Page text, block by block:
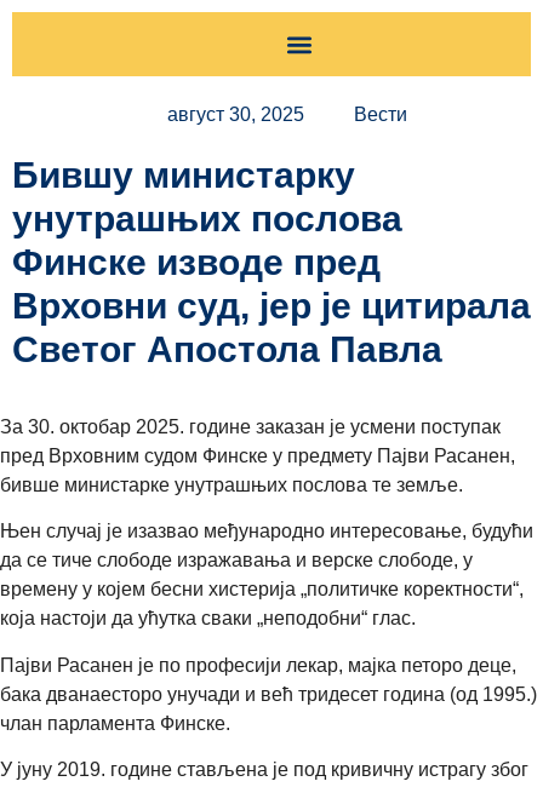
август 30, 2025 Вести
Бившу министарку
унутрашњих послова
Финске изводе пред
Врховни суд, јер је цитирала
Светог Апостола Павла
За 30. октобар 2025. године заказан је усмени поступак
пред Врховним судом Финске у предмету Пајви Расанен,
бивше министарке унутрашњих послова те земље.
Њен случај је изазвао међународно интересовање, будући
да се тиче слободе изражавања и верске слободе, у
времену у којем бесни хистерија „политичке коректности“,
која настоји да ућутка сваки „неподобни“ глас.
Пајви Расанен је по професији лекар, мајка петоро деце,
бака дванаесторо унучади и већ тридесет година (од 1995.)
члан парламента Финске.
У јуну 2019. године стављена је под кривичну истрагу због